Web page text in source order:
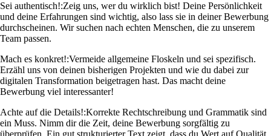
Sei authentisch!:Zeig uns, wer du wirklich bist! Deine Persönlichkeit
und deine Erfahrungen sind wichtig, also lass sie in deiner Bewerbung
durchscheinen. Wir suchen nach echten Menschen, die zu unserem
Team passen.
Mach es konkret!:Vermeide allgemeine Floskeln und sei spezifisch.
Erzähl uns von deinen bisherigen Projekten und wie du dabei zur
digitalen Transformation beigetragen hast. Das macht deine
Bewerbung viel interessanter!
Achte auf die Details!:Korrekte Rechtschreibung und Grammatik sind
ein Muss. Nimm dir die Zeit, deine Bewerbung sorgfältig zu